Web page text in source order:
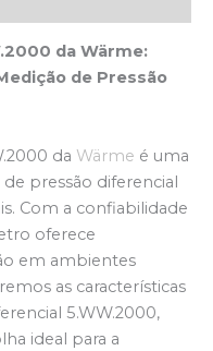
da Wärme:
de Pressão
da Wärme é uma
pressão diferencial
Com a confiabilidade
oferece
em ambientes
as características
5.WW.2000,
ideal para a